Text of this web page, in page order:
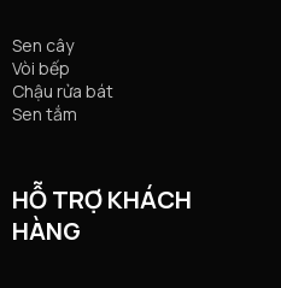
Sen cây
Vòi bếp
Chậu rửa bát
Sen tắm
HỖ TRỢ KHÁCH
HÀNG